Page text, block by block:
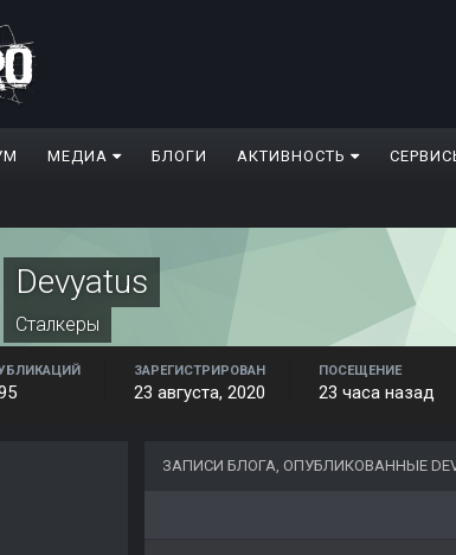
МЕДИА БЛОГИ АКТИВНОСТЬ
Devyatus
Сталкеры
ЗАРЕГИСТРИРОВАН
23 августа, 2020
ПОСЕЩЕНИЕ
23 часа назад
ЗАПИСИ БЛОГА, ОПУБЛИКОВАННЫЕ